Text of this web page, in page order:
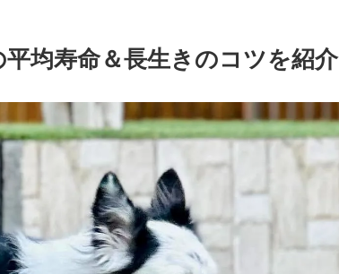
均寿命＆長生きのコツを紹介